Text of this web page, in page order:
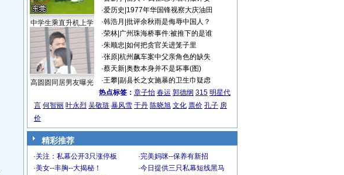
中学生乘直升机上学
高圆圆同居男友曝光
·爱历史 1977年华国锋视察大庆油田
·韩浩月 批评余秋雨是侮辱中国人？
·荣林| 广州珠海桥事件:被推下的是谁
·朱顺忠 如何把贪官关进笼子里
·张原| 杭州飙车案中父亲角色的缺失
·蔡天新| 奥数本身并不是坏事(图)
·王攀| 副县长之女施暴的卫生巾疑虑
热点标签： 章子怡 春运 郭德纲 315 明星代
言 何智丽 叶永烈 吴敬琏 暴风雪 于丹 陈晓旭 文化 票价 孔子 房
价
精彩推荐
·关注：私幕公开3只涨停板 ·完美妈咪--保养有新招
·美女--丰胸--大揭秘！ ·今日提供三只私幕短线黑马